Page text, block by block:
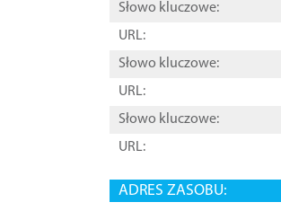
Słowo kluczowe:
URL:
Słowo kluczowe:
URL:
Słowo kluczowe:
URL:
ADRES ZASOBU: